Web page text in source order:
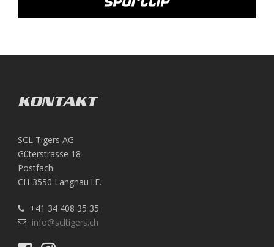
KONTAKT
SCL Tigers AG
Güterstrasse 18
Postfach
CH-3550 Langnau i.E.
+41 34 408 35 35
info@scltigers.ch